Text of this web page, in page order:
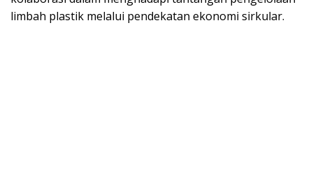
limbah plastik melalui pendekatan ekonomi sirkular.